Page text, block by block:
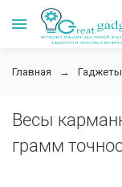
Главная
Весы
грамм